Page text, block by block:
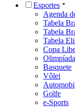
Esportes
Agenda
Tabela
Tabela
Tabela
Copa
Basquete
Vôlei
Golfe
e-Sports